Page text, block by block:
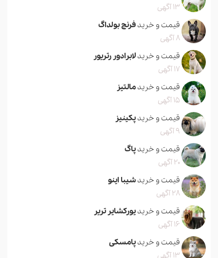
13 آگهی
قیمت و خریدفرنچ بولداگ
8 آگهی
قیمت و خریدلابرادور رتریور
17 آگهی
قیمت و خریدمالتیز
15 آگهی
قیمت و خریدپکینیز
9 آگهی
قیمت و خریدپاگ
20 آگهی
قیمت و خریدشیبا اینو
28 آگهی
قیمت و خریدیورکشایر تریر
16 آگهی
قیمت و خریدپامسکی
13 آگهی